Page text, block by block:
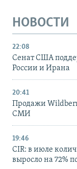
НОВОСТИ
22:08
Сенат США
России и Ирана
20:41
Продажи
СМИ
19:46
CIR: в июле
выросло на 72%